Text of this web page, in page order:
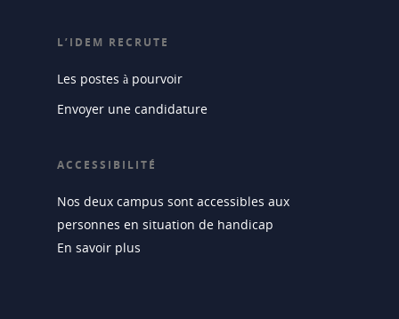
L’IDEM RECRUTE
Les postes à pourvoir
Envoyer une candidature
ACCESSIBILITÉ
Nos deux campus sont accessibles aux
personnes en situation de handicap
En savoir plus